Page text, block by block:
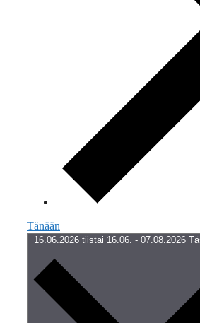
Tänään
16.06.2026 tiistai 16.06. - 07.08.2026